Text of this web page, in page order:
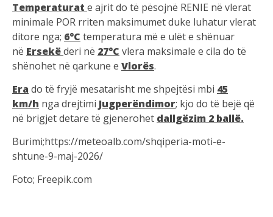
Temperaturat e ajrit do të pësojnë RENIE në vlerat
minimale POR rriten maksimumet duke luhatur vlerat
ditore nga; 6°C temperatura më e ulët e shënuar
në Ersekëderi në 27°C vlera maksimale e cila do të
shënohet në qarkune e Vlorës.
Era do të fryjë mesatarisht me shpejtësi mbi 45
km/h nga drejtimi Jugperëndimor; kjo do të bejë që
në brigjet detare të gjenerohet dallgëzim 2 ballë.
Burimi;https://meteoalb.com/shqiperia-moti-e-
shtune-9-maj-2026/
Foto; Freepik.com